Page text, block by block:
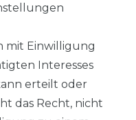
mit Speicher
PV-Anlage mit Speicher
Solaranlagen
mit Einwilligung
Interesses
erteilt oder
das Recht, nicht